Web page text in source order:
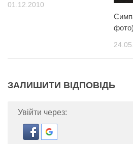
01.12.2010
фото)
ЗАЛИШИТИ ВІДПОВІДЬ
Увійти через: